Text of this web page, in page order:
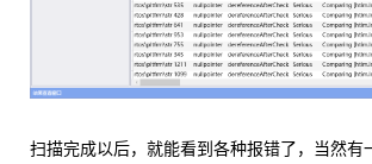
扫描完成以后，就能看到各种报错了，当然有